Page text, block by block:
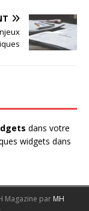
dans votre
widgets dans
Magazine par MH